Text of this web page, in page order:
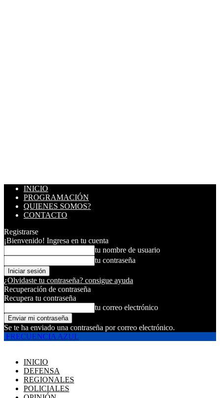
INICIO
PROGRAMACIÓN
QUIENES SOMOS?
CONTACTO
Registrarse
¡Bienvenido! Ingresa en tu cuenta
tu nombre de usuario
tu contraseña
¿Olvidaste tu contraseña? consigue ayuda
Recuperación de contraseña
Recupera tu contraseña
tu correo electrónico
Se te ha enviado una contraseña por correo electrónico.
FRECUENCIA AZUL
INICIO
DEFENSA
REGIONALES
POLICIALES